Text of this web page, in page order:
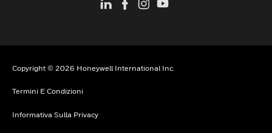
Copyright © 2026 Honeywell International Inc.
Termini E Condizioni
Informativa Sulla Privacy